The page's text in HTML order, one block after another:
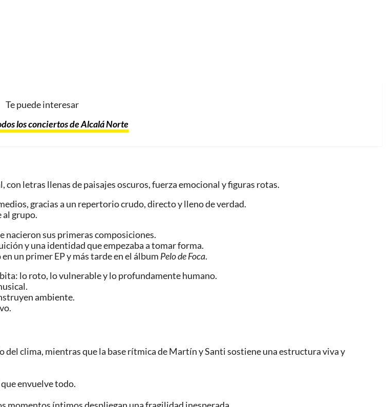
Te puede interesar
los conciertos de Alcalá Norte
letras llenas de paisajes oscuros, fuerza emocional y figuras rotas.
gracias a un repertorio crudo, directo y lleno de verdad.
al grupo.
nacieron sus primeras composiciones.
y una identidad que empezaba a tomar forma.
un primer EP y más tarde en el álbum Pelo de Foca.
lo roto, lo vulnerable y lo profundamente humano.
ambiente.
del clima, mientras que la base rítmica de Martín y Santi sostiene una estructura viva y
envuelve todo.